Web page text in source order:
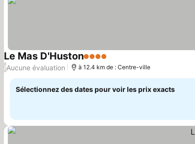
Le Mas D'Huston4 Étoiles
/Aucune évaluation à 12.4 km de : Centre-ville
Sélectionnez des dates pour voir les prix exacts